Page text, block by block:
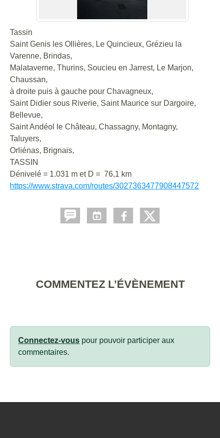
Tassin
Saint Genis les Ollières, Le Quincieux, Grézieu la
Varenne, Brindas,
Malataverne, Thurins, Soucieu en Jarrest, Le Marjon,
Chaussan,
à droite puis à gauche pour Chavagneux,
Saint Didier sous Riverie, Saint Maurice sur Dargoire,
Bellevue,
Saint Andéol le Château, Chassagny, Montagny,
Taluyers,
Orliénas, Brignais,
TASSIN
Dénivelé = 1.031 m et D = 76,1 km
https://www.strava.com/routes/3027363477908447572
COMMENTEZ L’ÉVÈNEMENT
Connectez-vous pour pouvoir participer aux
commentaires.